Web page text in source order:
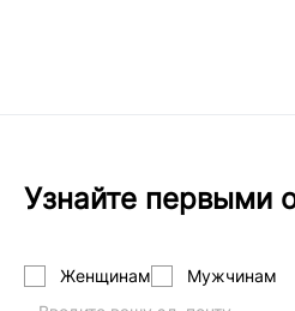
Узнайте первыми
Женщинам Мужчинам